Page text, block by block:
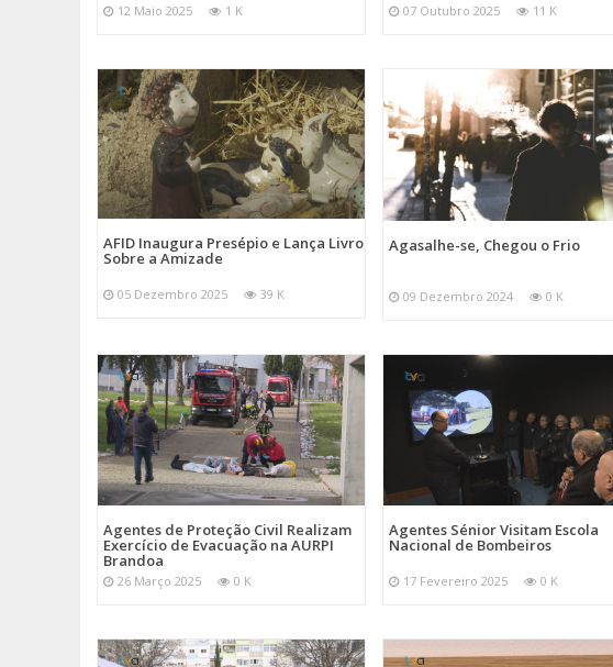
12 Maio 2025 1 K 07 Outubro 2025 11 K
AFID Inaugura Presépio e Lança Livro
Sobre a Amizade
05 Dezembro 2025 39 K
Agasalhe-se, Chegou o Frio
09 Dezembro 2024 0 K
Agentes de Proteção Civil Realizam
Exercício de Evacuação na AURPI
Brandoa
26 Março 2025 0 K
Agentes Sénior Visitam Escola
Nacional de Bombeiros
17 Fevereiro 2025 0 K